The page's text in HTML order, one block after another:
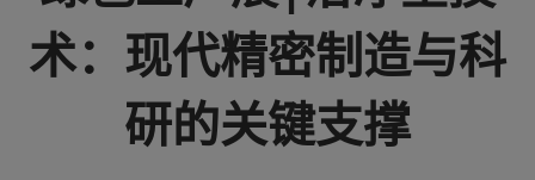
术：现代精密制造与科
研的关键支撑